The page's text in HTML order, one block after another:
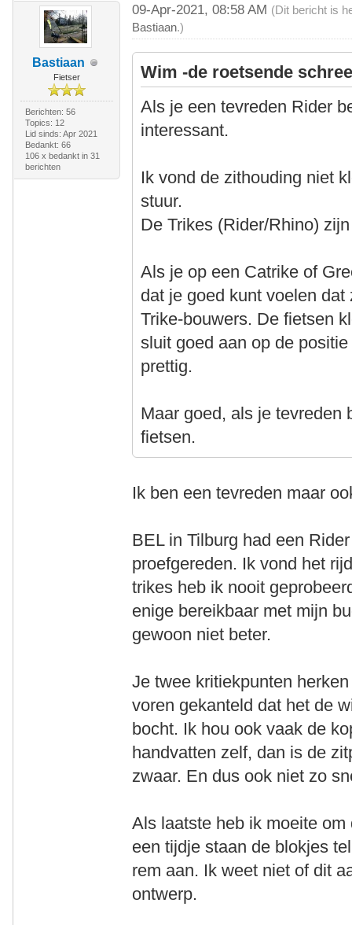
Bastiaan
Fietser
Berichten: 56
Topics: 12
Lid sinds: Apr 2021
Bedankt: 66
106 x bedankt in 31
berichten
09-Apr-2021, 08:58 AM (Dit bericht is
Bastiaan.)
Wim -de roetsende
Als je een tevreden Rider
interessant.
Ik vond de zithouding niet
stuur.
De Trikes (Rider/Rhino)
Als je op een Catrike of
dat je goed kunt voelen
Trike-bouwers. De fietsen
sluit goed aan op de
prettig.
Maar goed, als je tevreden
fietsen.
Ik ben een tevreden maar
BEL in Tilburg had een
proefgereden. Ik vond het
trikes heb ik nooit
enige bereikbaar met mijn
gewoon niet beter.
Je twee kritiekpunten
voren gekanteld dat het de
bocht. Ik hou ook vaak de
handvatten zelf, dan is de
zwaar. En dus ook niet zo
Als laatste heb ik moeite
een tijdje staan de blokjes
rem aan. Ik weet niet of dit
ontwerp.